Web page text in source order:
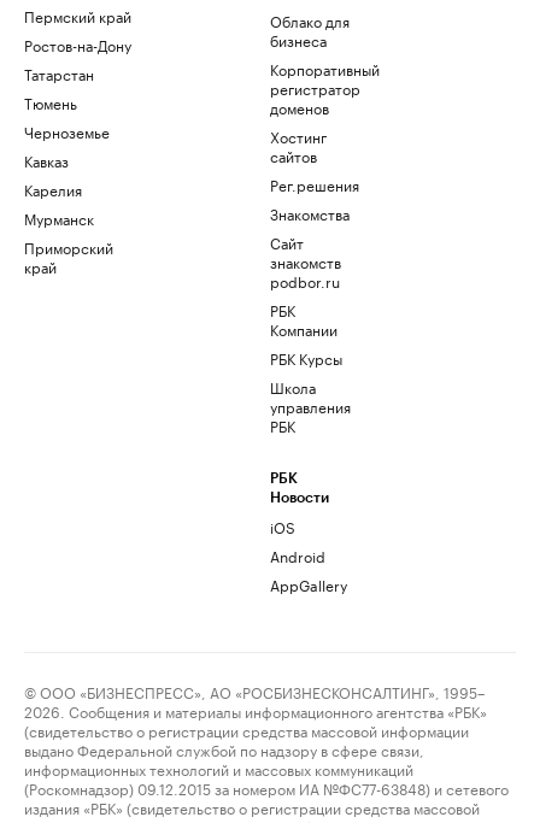
Пермский край
Ростов-на-Дону
Татарстан
Тюмень
Черноземье
Кавказ
Карелия
Мурманск
Приморский
край
Облако для
бизнеса
Корпоративный
регистратор
доменов
Хостинг
сайтов
Рег.решения
Знакомства
Сайт
знакомств
podbor.ru
РБК
Компании
РБК Курсы
Школа
управления
РБК
РБК
Новости
iOS
Android
AppGallery
© ООО «БИЗНЕСПРЕСС», АО «РОСБИЗНЕСКОНСАЛТИНГ», 1995–
2026. Сообщения и материалы информационного агентства «РБК»
(свидетельство о регистрации средства массовой информации
выдано Федеральной службой по надзору в сфере связи,
информационных технологий и массовых коммуникаций
(Роскомнадзор) 09.12.2015 за номером ИА №ФС77-63848) и сетевого
издания «РБК» (свидетельство о регистрации средства массовой